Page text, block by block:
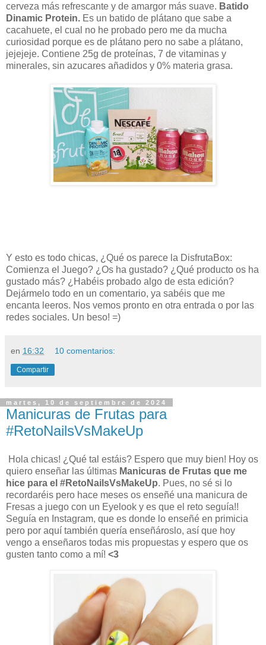
cerveza más refrescante y de amargor más suave. Batido
Dinamic Protein. Es un batido de plátano que sabe a
cacahuete, el cual no he probado pero me da mucha
curiosidad porque es de plátano pero no sabe a plátano,
jejejeje. Contiene 25g de proteínas, 7 de vitaminas y
minerales, sin azucares añadidos y 0% materia grasa.
Y esto es todo chicas, ¿Qué os parece la DisfrutaBox:
Comienza el Juego? ¿Os ha gustado? ¿Qué producto os ha
gustado más? ¿Habéis probado algo de esta edición?
Dejármelo todo en un comentario, ya sabéis que me
encanta leeros. Nos vemos pronto en otra entrada o por las
redes sociales. Un beso! =)
en 16:32 10 comentarios:
Compartir
martes, 10 de septiembre de 2024
Manicuras de Frutas para
#RetoNailsVsMakeUp
Hola chicas! ¿Qué tal estáis? Espero que muy bien! Hoy os
quiero enseñar las últimas Manicuras de Frutas que me
hice para el #RetoNailsVsMakeUp. Pues, no sé si lo
recordaréis pero hace meses os enseñé una manicura de
Fresas a juego con un Eyelook y es que el reto seguía!!
Seguía en Instagram, que es donde lo enseñé en primicia
pero por aquí también quería enseñároslo, así que hoy
vengo a enseñaros todas mis propuestas y espero que os
gusten tanto como a mí! <3